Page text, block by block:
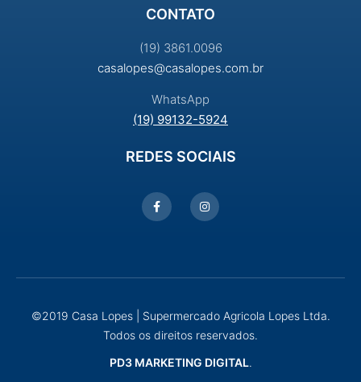
CONTATO
(19) 3861.0096
casalopes@casalopes.com.br
WhatsApp
(19) 99132-5924
REDES SOCIAIS
©2019 Casa Lopes | Supermercado Agricola Lopes Ltda.
Todos os direitos reservados.
PD3 MARKETING DIGITAL.